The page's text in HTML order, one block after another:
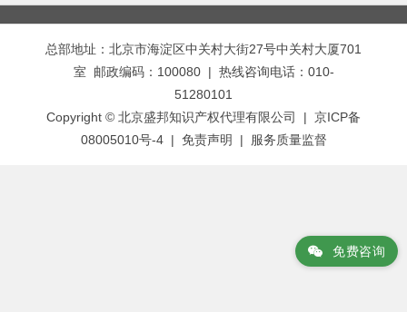
总部地址：北京市海淀区中关村大街27号中关村大厦701
室 邮政编码：100080 | 热线咨询电话：010-
51280101
Copyright © 北京盛邦知识产权代理有限公司 | 京ICP备
08005010号-4 | 免责声明 | 服务质量监督
免费咨询